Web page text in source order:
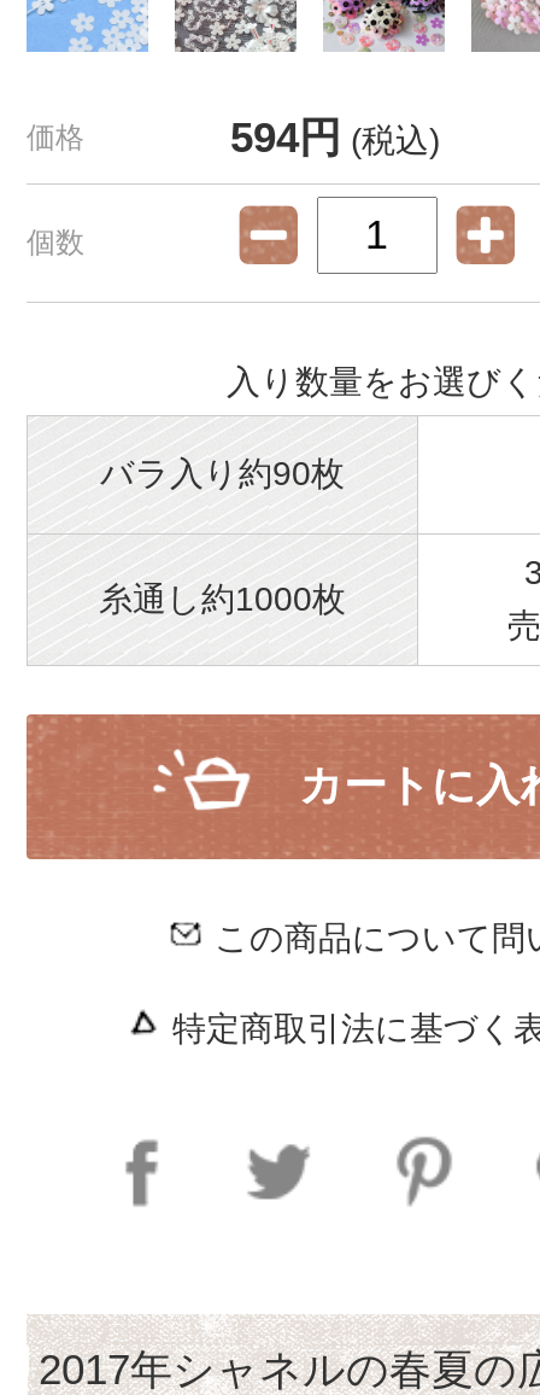
価格 594円 (税込)
個数
入り数量をお選び
バラ入り約90枚
糸通し約1000枚
カートに入
この商品について問
特定商取引法に基づく
2017年シャネルの春夏の